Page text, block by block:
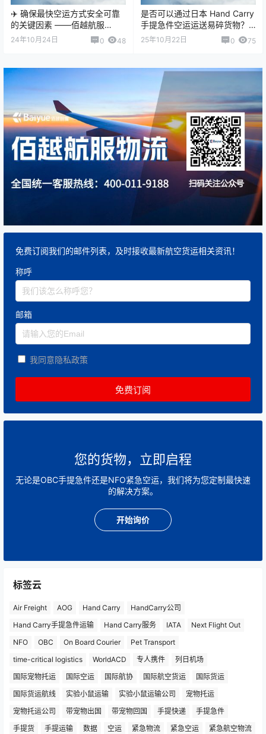
✈️ 确保最快空运方式安全可靠
的关键因素 ——佰越航服
（Baiyue Logistics）为您解…
24年10月24日 0 48
是否可以通过日本 Hand Carry
手提急件空运运送易碎货物？
——佰越航服（Baiyue …
25年10月22日 0 75
免费订阅我们的邮件列表，及时接收最新航空货运相关资讯！
称呼
邮箱
我同意隐私政策
您的货物，立即启程
无论是OBC手提急件还是NFO紧急空运，我们将为您定制最快速
的解决方案。
开始询价
标签云
Air Freight AOG Hand Carry
HandCarry公司
Hand Carry手提急件运输
Hand Carry服务 IATA
Next Flight Out
NFO
OBC On Board Courier
Pet Transport
time-critical logistics
WorldACD 专人携件
列日机场
国际宠物托运
国际空运 国际航协 国际航空货运
国际货运
国际货运航线
实验小鼠运输 实验小鼠运输公司
宠物托运
宠物托运公司
带宠物出国 带宠物回国 手提快递
手提急件
手提货
手提运输 数据 空运 紧急物流 紧急空运 紧急航空物流